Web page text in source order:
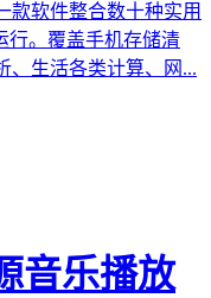
款软件整合数十种实用
行。覆盖手机存储清
、生活各类计算、网...
音乐播放